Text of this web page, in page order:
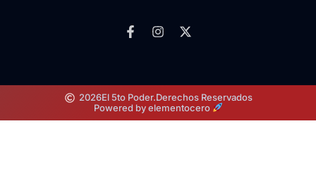
2026El 5to Poder.Derechos Reservados
Powered by elementocero